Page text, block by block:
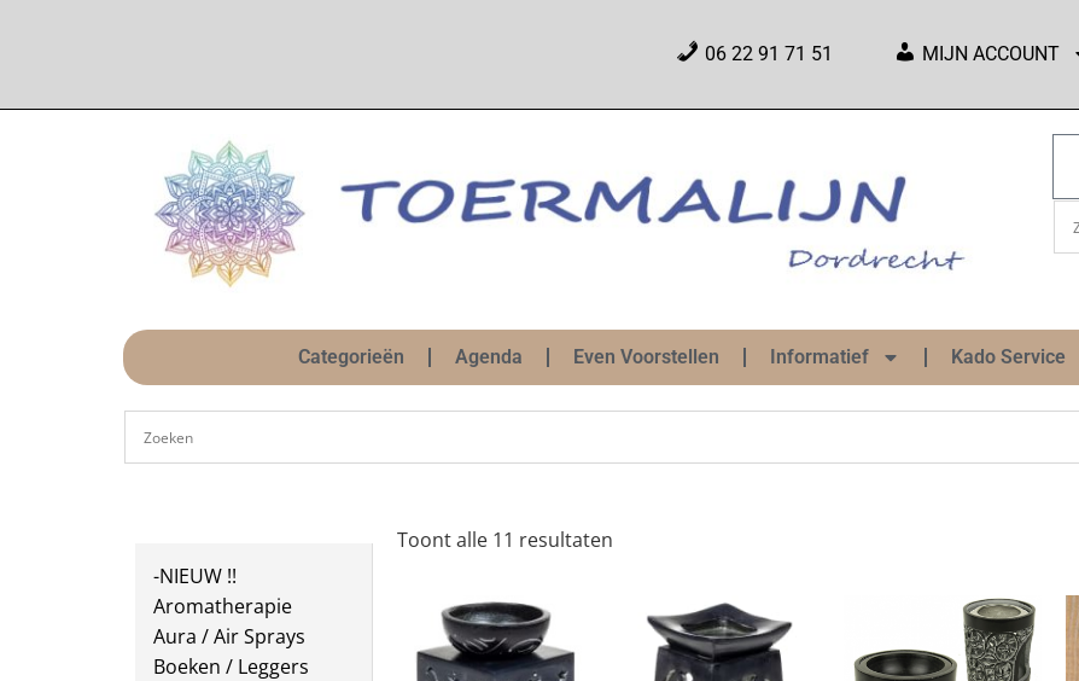
06 22 91 71 51 MIJN ACCOUNT
Categorieën Agenda Even Voorstellen Informatief Kado Service
-NIEUW !!
Aromatherapie
Aura / Air Sprays
Boeken / Leggers
Toont alle 11 resultaten